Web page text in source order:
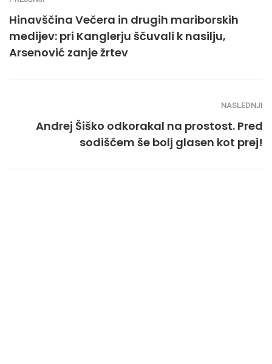
Hinavščina Večera in drugih mariborskih
medijev: pri Kanglerju ščuvali k nasilju,
Arsenović zanje žrtev
NASLEDNJI
Andrej Šiško odkorakal na prostost. Pred
sodiščem še bolj glasen kot prej!